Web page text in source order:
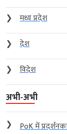
❯
मध्य प्रदेश
❯
देश
❯
विदेश
अभी-अभी
❯ PoK में